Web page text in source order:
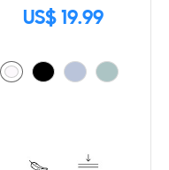
US$ 19.99